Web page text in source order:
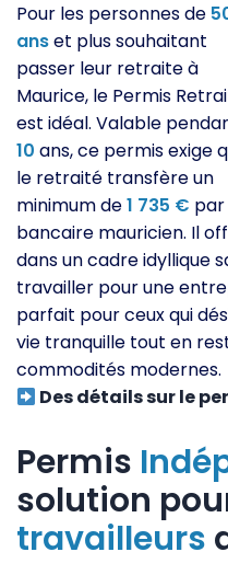
Pour les personnes de
anset plus souhaitant
passer leur retraite à
Maurice, le Permis
est idéal. Valable
10 ans, ce permis exige
le retraité transfère un
minimum de1 735 €
bancaire mauricien. Il
dans un cadre idyllique
travailler pour une
parfait pour ceux qui
vie tranquille tout en
commodités modernes.
Des détails sur le
Permis
solution
travailleurs